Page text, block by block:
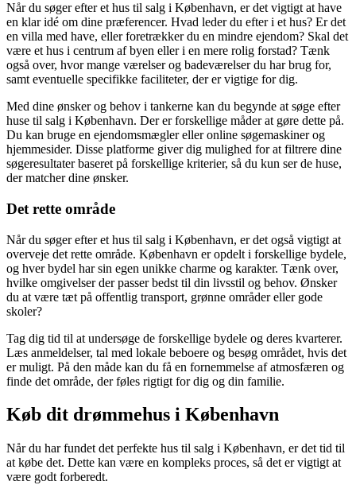
Når du søger efter et hus til salg i København, er det vigtigt at have
en klar idé om dine præferencer. Hvad leder du efter i et hus? Er det
en villa med have, eller foretrækker du en mindre ejendom? Skal det
være et hus i centrum af byen eller i en mere rolig forstad? Tænk
også over, hvor mange værelser og badeværelser du har brug for,
samt eventuelle specifikke faciliteter, der er vigtige for dig.
Med dine ønsker og behov i tankerne kan du begynde at søge efter
huse til salg i København. Der er forskellige måder at gøre dette på.
Du kan bruge en ejendomsmægler eller online søgemaskiner og
hjemmesider. Disse platforme giver dig mulighed for at filtrere dine
søgeresultater baseret på forskellige kriterier, så du kun ser de huse,
der matcher dine ønsker.
Det rette område
Når du søger efter et hus til salg i København, er det også vigtigt at
overveje det rette område. København er opdelt i forskellige bydele,
og hver bydel har sin egen unikke charme og karakter. Tænk over,
hvilke omgivelser der passer bedst til din livsstil og behov. Ønsker
du at være tæt på offentlig transport, grønne områder eller gode
skoler?
Tag dig tid til at undersøge de forskellige bydele og deres kvarterer.
Læs anmeldelser, tal med lokale beboere og besøg området, hvis det
er muligt. På den måde kan du få en fornemmelse af atmosfæren og
finde det område, der føles rigtigt for dig og din familie.
Køb dit drømmehus i København
Når du har fundet det perfekte hus til salg i København, er det tid til
at købe det. Dette kan være en kompleks proces, så det er vigtigt at
være godt forberedt.